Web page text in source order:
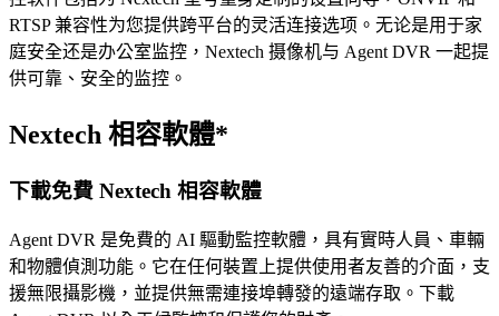
RTSP 兼容性为您提供跨平台的灵活连接选项。无论是用于家
庭安全还是办公室监控，Nextech 摄像机与 Agent DVR 一起提
供可靠、安全的监控。
Nextech 相容軟體*
下載免費 Nextech 相容軟體
Agent DVR 是免費的 AI 驅動監控軟體，具有實時人員、車輛
和物體偵測功能。它在任何裝置上提供使用者友善的介面，支
援無限攝影機，並提供無需連接埠轉發的遠端存取。下載